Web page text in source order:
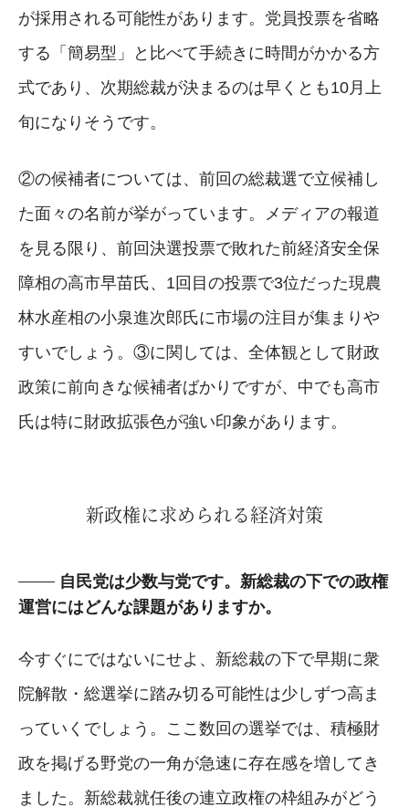
が採用される可能性があります。党員投票を省略
する「簡易型」と比べて手続きに時間がかかる方
式であり、次期総裁が決まるのは早くとも10月上
旬になりそうです。
②の候補者については、前回の総裁選で立候補し
た面々の名前が挙がっています。メディアの報道
を見る限り、前回決選投票で敗れた前経済安全保
障相の高市早苗氏、1回目の投票で3位だった現農
林水産相の小泉進次郎氏に市場の注目が集まりや
すいでしょう。③に関しては、全体観として財政
政策に前向きな候補者ばかりですが、中でも高市
氏は特に財政拡張色が強い印象があります。
新政権に求められる経済対策
自民党は少数与党です。新総裁の下での政権
運営にはどんな課題がありますか。
今すぐにではないにせよ、新総裁の下で早期に衆
院解散・総選挙に踏み切る可能性は少しずつ高ま
っていくでしょう。ここ数回の選挙では、積極財
政を掲げる野党の一角が急速に存在感を増してき
ました。新総裁就任後の連立政権の枠組みがどう